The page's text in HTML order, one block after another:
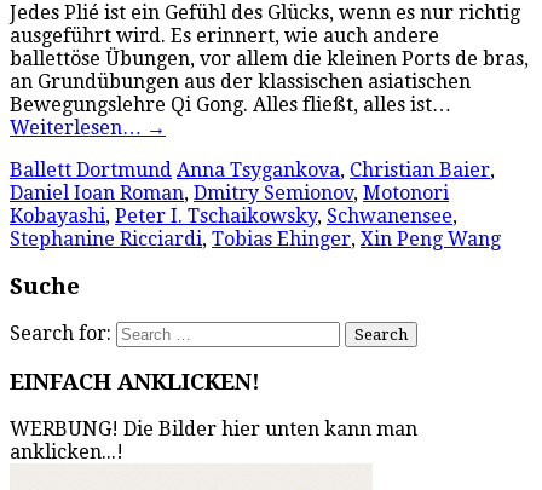
Jedes Plié ist ein Gefühl des Glücks, wenn es nur richtig
ausgeführt wird. Es erinnert, wie auch andere
ballettöse Übungen, vor allem die kleinen Ports de bras,
an Grundübungen aus der klassischen asiatischen
Bewegungslehre Qi Gong. Alles fließt, alles ist…
Weiterlesen… →
Ballett Dortmund Anna Tsygankova, Christian Baier,
Daniel Ioan Roman, Dmitry Semionov, Motonori
Kobayashi, Peter I. Tschaikowsky, Schwanensee,
Stephanine Ricciardi, Tobias Ehinger, Xin Peng Wang
Suche
Search for:
EINFACH ANKLICKEN!
WERBUNG! Die Bilder hier unten kann man
anklicken...!